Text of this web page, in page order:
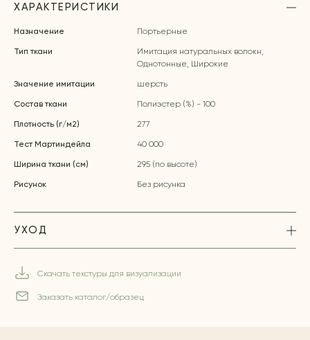
ХАРАКТЕРИСТИКИ
Назначение Портьерные
Тип ткани
Имитация натуральных волокн,
Однотонные, Широкие
Значение имитации шерсть
Состав ткани Полиэстер (%) - 100
Плотность (г/м2) 277
Тест Мартиндейла 40 000
Ширина ткани (см) 295 (по высоте)
Рисунок Без рисунка
УХОД
Скачать текстуры для визуализации
Заказать каталог/образец